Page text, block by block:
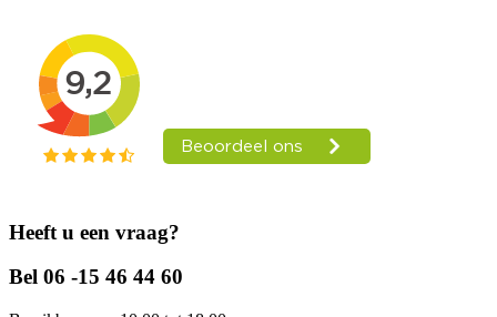
Heeft u een vraag?
Bel 06 -15 46 44 60